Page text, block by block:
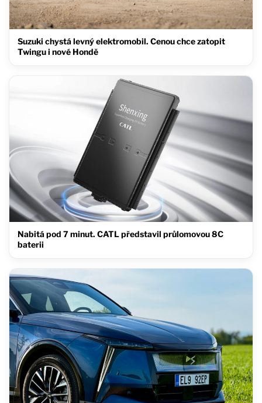
Suzuki chystá levný elektromobil. Cenou chce zatopit
Twingu i nové Hondě
Nabitá pod 7 minut. CATL představil průlomovou 8C
baterii